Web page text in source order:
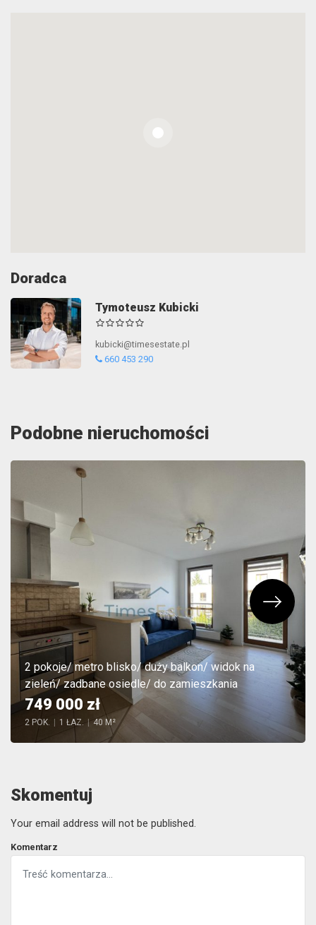
Doradca
Tymoteusz Kubicki
kubicki@timesestate.pl
660 453 290
Podobne nieruchomości
2 pokoje/ metro blisko/ duży balkon/ widok na
zieleń/ zadbane osiedle/ do zamieszkania
749 000 zł
2 POK. 1 ŁAZ. | 40 M²
Skomentuj
Your email address will not be published.
Komentarz